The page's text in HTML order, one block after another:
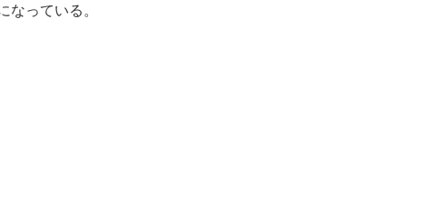
っている。